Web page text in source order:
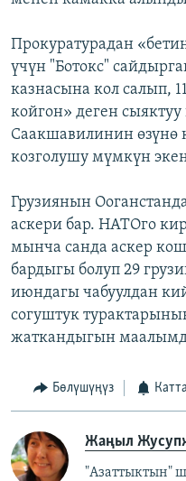
Прокуратурадан
үчүн "Ботокс"
казнасына кол салып,
койгон» деген
Саакшавилинин
козголушу мүмкүн
Грузиянын
аскери бар. НАТОго
мынча санда аскер
бардыгы болуп 29
июндагы чабуулдан
согуштук
жаткандыгын
Бөлүшүңүз
Жаңыл
"Азаттыктын"